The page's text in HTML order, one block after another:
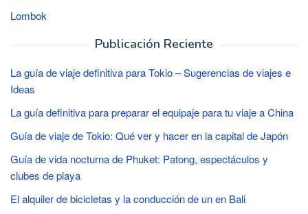
Lombok
Publicación Reciente
La guía de viaje definitiva para Tokio – Sugerencias de viajes e
Ideas
La guía definitiva para preparar el equipaje para tu viaje a China
Guía de viaje de Tokio: Qué ver y hacer en la capital de Japón
Guía de vida nocturna de Phuket: Patong, espectáculos y
clubes de playa
El alquiler de bicicletas y la conducción de un en Bali